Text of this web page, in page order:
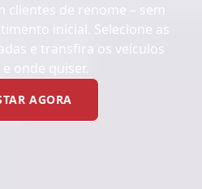
clientes de renome – sem
inicial. Selecione as
e transfira os veículos
onde quiser.
AGORA